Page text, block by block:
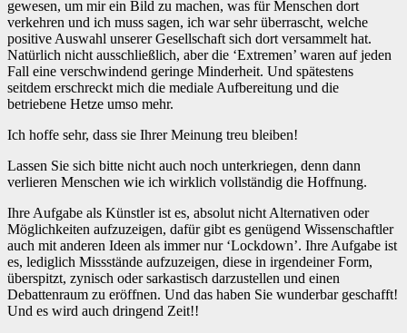
gewesen, um mir ein Bild zu machen, was für Menschen dort
verkehren und ich muss sagen, ich war sehr überrascht, welche
positive Auswahl unserer Gesellschaft sich dort versammelt hat.
Natürlich nicht ausschließlich, aber die ‘Extremen’ waren auf jeden
Fall eine verschwindend geringe Minderheit. Und spätestens
seitdem erschreckt mich die mediale Aufbereitung und die
betriebene Hetze umso mehr.
Ich hoffe sehr, dass sie Ihrer Meinung treu bleiben!
Lassen Sie sich bitte nicht auch noch unterkriegen, denn dann
verlieren Menschen wie ich wirklich vollständig die Hoffnung.
Ihre Aufgabe als Künstler ist es, absolut nicht Alternativen oder
Möglichkeiten aufzuzeigen, dafür gibt es genügend Wissenschaftler
auch mit anderen Ideen als immer nur ‘Lockdown’. Ihre Aufgabe ist
es, lediglich Missstände aufzuzeigen, diese in irgendeiner Form,
überspitzt, zynisch oder sarkastisch darzustellen und einen
Debattenraum zu eröffnen. Und das haben Sie wunderbar geschafft!
Und es wird auch dringend Zeit!!